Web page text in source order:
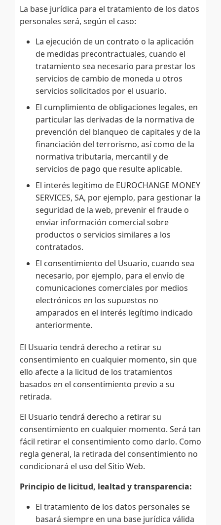
La base jurídica para el tratamiento de los datos
personales será, según el caso:
La ejecución de un contrato o la aplicación
de medidas precontractuales, cuando el
tratamiento sea necesario para prestar los
servicios de cambio de moneda u otros
servicios solicitados por el usuario.
El cumplimiento de obligaciones legales, en
particular las derivadas de la normativa de
prevención del blanqueo de capitales y de la
financiación del terrorismo, así como de la
normativa tributaria, mercantil y de
servicios de pago que resulte aplicable.
El interés legítimo de EUROCHANGE MONEY
SERVICES, SA, por ejemplo, para gestionar la
seguridad de la web, prevenir el fraude o
enviar información comercial sobre
productos o servicios similares a los
contratados.
El consentimiento del Usuario, cuando sea
necesario, por ejemplo, para el envío de
comunicaciones comerciales por medios
electrónicos en los supuestos no
amparados en el interés legítimo indicado
anteriormente.
El Usuario tendrá derecho a retirar su
consentimiento en cualquier momento, sin que
ello afecte a la licitud de los tratamientos
basados en el consentimiento previo a su
retirada.
El Usuario tendrá derecho a retirar su
consentimiento en cualquier momento. Será tan
fácil retirar el consentimiento como darlo. Como
regla general, la retirada del consentimiento no
condicionará el uso del Sitio Web.
Principio de licitud, lealtad y transparencia:
El tratamiento de los datos personales se
basará siempre en una base jurídica válida